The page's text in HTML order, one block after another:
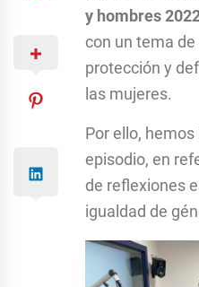
y hombres
con un tema
protección y
las mujeres.
Por ello,
episodio, en
de reflexiones
igualdad de